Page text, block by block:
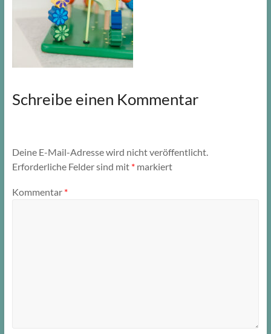
Schreibe einen Kommentar
Deine E-Mail-Adresse wird nicht veröffentlicht.
Erforderliche Felder sind mit *markiert
Kommentar *